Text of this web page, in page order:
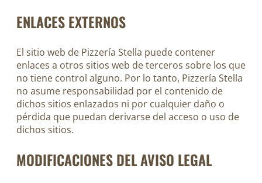
ENLACES EXTERNOS
El sitio web de Pizzería Stella puede contener
enlaces a otros sitios web de terceros sobre los que
no tiene control alguno. Por lo tanto, Pizzería Stella
no asume responsabilidad por el contenido de
dichos sitios enlazados ni por cualquier daño o
pérdida que puedan derivarse del acceso o uso de
dichos sitios.
MODIFICACIONES DEL AVISO LEGAL